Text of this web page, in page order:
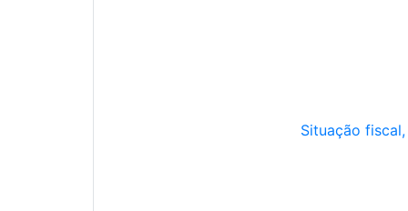
Situação